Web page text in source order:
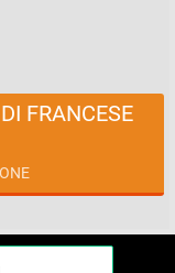
FRANCESE